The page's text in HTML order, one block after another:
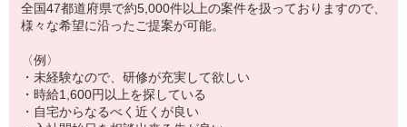
全国47都道府県で約5,000件以上の案件を扱っておりますので、
様々な希望に沿ったご提案が可能。
〈例〉
・未経験なので、研修が充実して欲しい
・時給1,600円以上を探している
・自宅からなるべく近くが良い